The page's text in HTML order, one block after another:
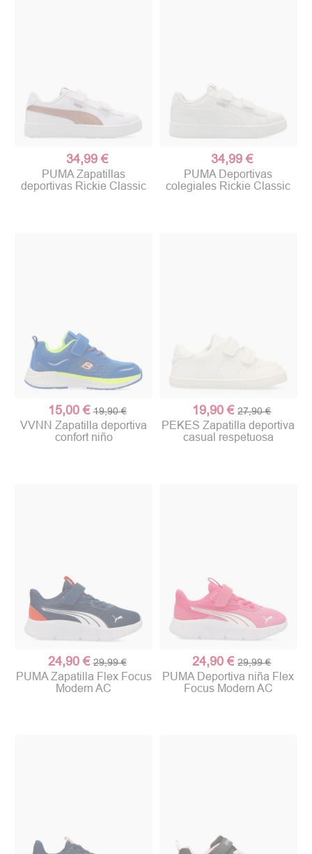
34,99 €
PUMA Zapatillas
deportivas Rickie Classic
34,99 €
PUMA Deportivas
colegiales Rickie Classic
15,00 € 19,90 €
VVNN Zapatilla deportiva
confort niño
19,90 € 27,90 €
PEKES Zapatilla deportiva
casual respetuosa
24,90 € 29,99 €
PUMA Zapatilla Flex Focus
Modern AC
24,90 € 29,99 €
PUMA Deportiva niña Flex
Focus Modern AC